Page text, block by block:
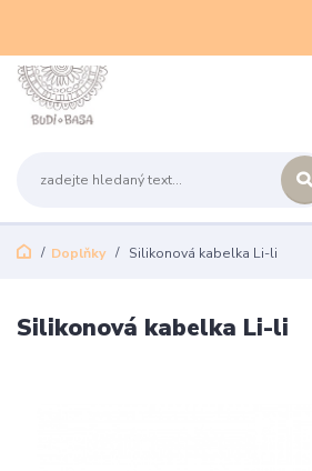
Doplňky Silikonová kabelka Li-li
Silikonová kabelka Li-li